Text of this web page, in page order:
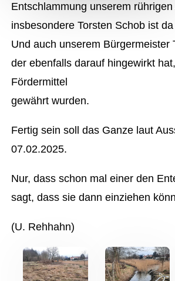
Entschlammung unserem
insbesondere Torsten Schob ist
Und auch unserem Bürgermeister
der ebenfalls darauf hingewirkt
Fördermittel
gewährt wurden.
Fertig sein soll das Ganze laut
07.02.2025.
Nur, dass schon mal einer den
sagt, dass sie dann einziehen
(U. Rehhahn)